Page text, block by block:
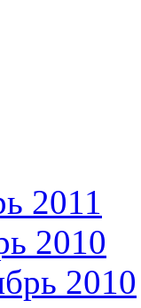
2011
2010
2010